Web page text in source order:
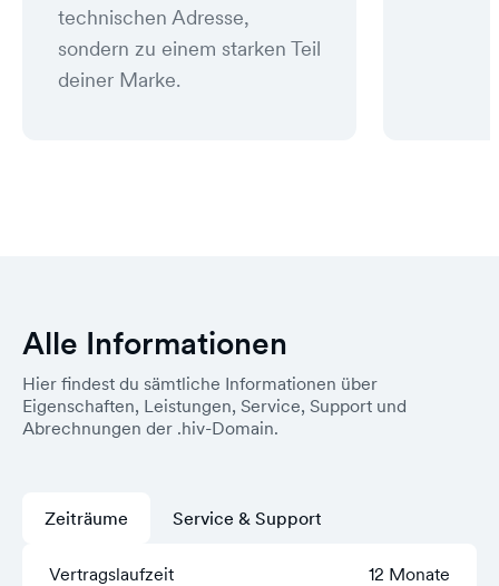
technischen Adresse,
sondern zu einem starken Teil
deiner Marke.
Alle Informationen
Hier findest du sämtliche Informationen über
Eigenschaften, Leistungen, Service, Support und
Abrechnungen der .hiv-Domain.
Zeiträume
Vertragslaufzeit 12 Monate
Service & Support